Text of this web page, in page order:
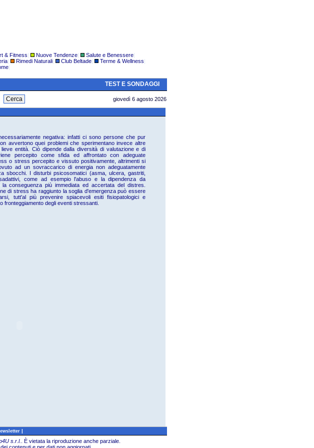
& Fitness| Nuove Tendenze| Salute e Benessere|
| Rimedi Naturali| Club Beltade| Terme & Wellness|
|
TEST E SONDAGGI
giovedì 6 agosto 2026
negativa: infatti ci sono persone che pur
avvertono quei problemi che sperimentano invece altre
entità. Ciò dipende dalla diversità di valutazione e di
percepito come sfida ed affrontato con adeguate
o stress percepito e vissuto positivamente, altrimenti si
ad un sovraccarico di energia non adeguatamente
sbocchi. I disturbi psicosomatici (asma, ulcera, gastriti,
come ad esempio l'abuso e la dipendenza da
conseguenza più immediata ed accertata del distres.
di stress ha raggiunto la soglia d'emergenza può essere
tutt'al più prevenire spiacevoli esiti fisiopatologici e
fronteggiamento degli eventi stressanti.
|
s.r.l.
È vietata la riproduzione anche parziale.